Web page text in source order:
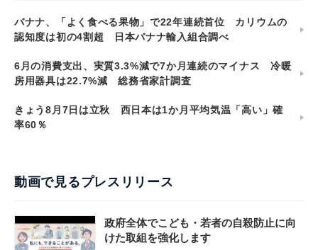
バナナ、「よく食べる果物」で22年連続首位 カリウムの
認知度は初の4割超 日本バナナ輸入組合調べ
6月の消費支出、実質3.3%減で7か月連続のマイナス 冷暖
房用器具は22.7%減 総務省家計調査
きょう8月7日は立秋 西日本は1か月平均気温「高い」確
率60％
動画で見るプレスリリース
政府全体でこども・若者の自殺防止に向
けた取組を強化します